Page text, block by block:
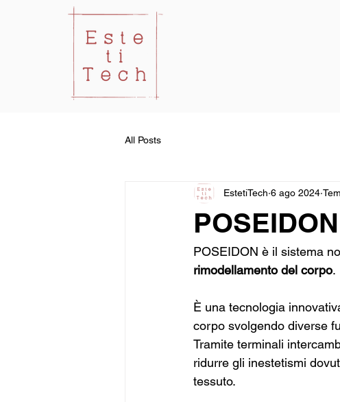
All Posts
EstetiTech 6 ago 2024
POSEIDON è il sistema
rimodellamento del corpo.
È una tecnologia
corpo svolgendo diverse
Tramite terminali
ridurre gli inestetismi
tessuto.